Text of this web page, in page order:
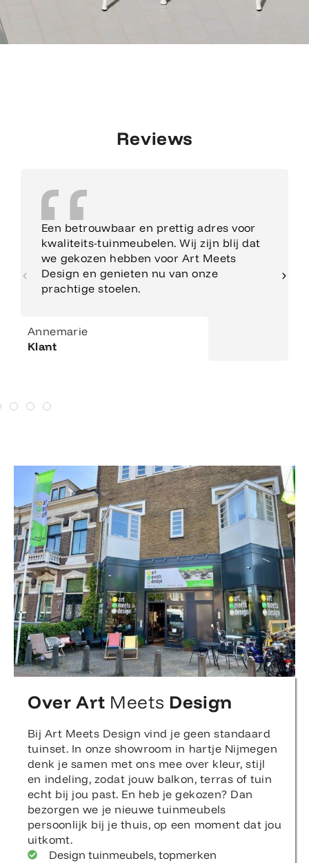
Reviews
Een betrouwbaar en prettig adres voor
kwaliteits-tuinmeubelen. Wij zijn blij dat
we gekozen hebben voor Art Meets
Design en genieten nu van onze
prachtige stoelen.
Annemarie
Klant
Over Art Meets Design
Bij Art Meets Design vind je geen standaard
tuinset. In onze showroom in hartje Nijmegen
denk je samen met ons mee over kleur, stijl
en indeling, zodat jouw balkon, terras of tuin
echt bij jou past. En heb je gekozen? Dan
bezorgen we je nieuwe tuinmeubels
persoonlijk bij je thuis, op een moment dat jou
uitkomt.
Design tuinmeubels, topmerken